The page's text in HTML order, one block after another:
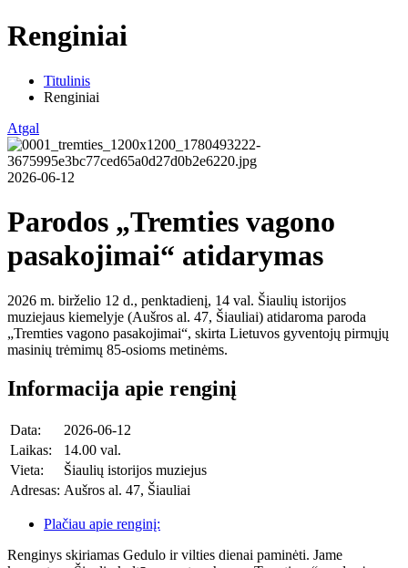
Renginiai
Titulinis
Renginiai
Atgal
2026-06-12
Parodos „Tremties vagono
pasakojimai“ atidarymas
2026 m. birželio 12 d., penktadienį, 14 val. Šiaulių istorijos
muziejaus kiemelyje (Aušros al. 47, Šiauliai) atidaroma paroda
„Tremties vagono pasakojimai“, skirta Lietuvos gyventojų pirmųjų
masinių trėmimų 85-osioms metinėms.
Informacija apie renginį
Data:
2026-06-12
Laikas:
14.00 val.
Vieta:
Šiaulių istorijos muziejus
Adresas: Aušros al. 47, Šiauliai
Plačiau apie renginį:
Renginys skiriamas Gedulo ir vilties dienai paminėti. Jame